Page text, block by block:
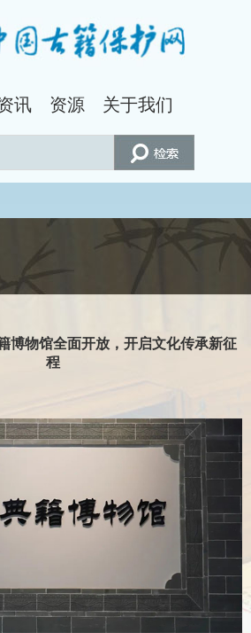
讯 资源 关于我们
博物馆全面开放，开启文化传承新征
程